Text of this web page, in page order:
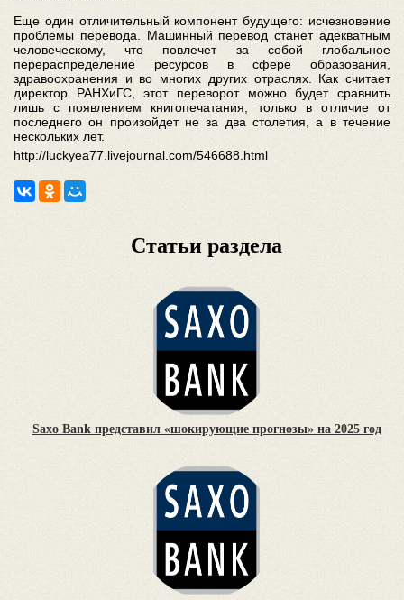
Еще один отличительный компонент будущего: исчезновение
проблемы перевода. Машинный перевод станет адекватным
человеческому, что повлечет за собой глобальное
перераспределение ресурсов в сфере образования,
здравоохранения и во многих других отраслях. Как считает
директор РАНХиГС, этот переворот можно будет сравнить
лишь с появлением книгопечатания, только в отличие от
последнего он произойдет не за два столетия, а в течение
нескольких лет.
http://luckyea77.livejournal.com/546688.html
Статьи раздела
Saxo Bank представил «шокирующие прогнозы» на 2025 год